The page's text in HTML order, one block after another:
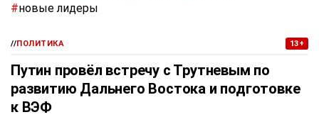
#новые лидеры
//ПОЛИТИКА 13+
Путин провёл встречу с Трутневым по
развитию Дальнего Востока и подготовке
к ВЭФ